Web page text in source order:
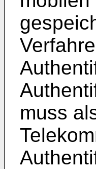
muss